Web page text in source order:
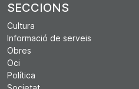
SECCIONS
Cultura
Informació de serveis
Obres
Oci
Política